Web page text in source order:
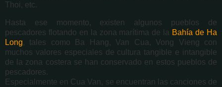
Thoi, etc.
Hasta ese momento, existen algunos pueblos de
pescadores flotando en la zona marítima de la Bahía de Ha
Long, tales como Ba Hang, Van Cua, Vong Vieng con
muchos valores especiales de cultura tangible e intangible
de la zona costera se han conservado en estos pueblos de
pescadores.
Especialmente en Cua Van, se encuentran las canciones de